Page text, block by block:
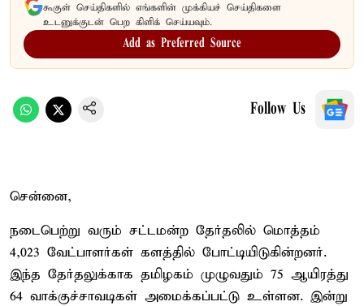
கூகுள் செய்திகளில் எங்களின் முக்கியச் செய்திகளை
உடனுக்குடன் பெற கிளிக் செய்யவும்.
Add as Preferred Source
Follow Us
சென்னை,
நடைபெற்று வரும் சட்டமன்ற தேர்தலில் மொத்தம்
4,023 வேட்பாளர்கள் களத்தில் போட்டியிடுகின்றனர்.
இந்த தேர்தலுக்காக தமிழகம் முழுவதும் 75 ஆயிரத்து
64 வாக்குச்சாவடிகள் அமைக்கப்பட்டு உள்ளன. இன்று